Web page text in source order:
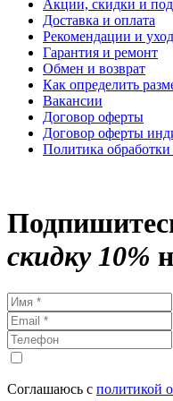
Акции, скидки и
Доставка и оплата
Рекомендации и уход
Гарантия и ремонт
Обмен и возврат
Как определить
Вакансии
Договор оферты
Договор оферты
Политика
скидку 10%
Соглашаюсь с политикой